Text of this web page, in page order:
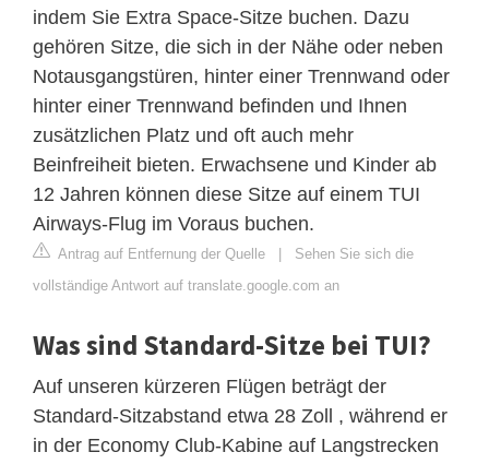
indem Sie Extra Space-Sitze buchen. Dazu
gehören Sitze, die sich in der Nähe oder neben
Notausgangstüren, hinter einer Trennwand oder
hinter einer Trennwand befinden und Ihnen
zusätzlichen Platz und oft auch mehr
Beinfreiheit bieten. Erwachsene und Kinder ab
12 Jahren können diese Sitze auf einem TUI
Airways-Flug im Voraus buchen.
Antrag auf Entfernung der Quelle | Sehen Sie sich die
vollständige Antwort auf translate.google.com an
Was sind Standard-Sitze bei TUI?
Auf unseren kürzeren Flügen beträgt der
Standard-Sitzabstand etwa 28 Zoll , während er
in der Economy Club-Kabine auf Langstrecken